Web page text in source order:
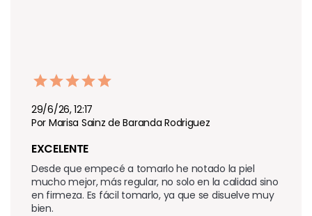
29/6/26, 12:17
Por Marisa Sainz de Baranda Rodriguez
EXCELENTE
Desde que empecé a tomarlo he notado la piel
mucho mejor, más regular, no solo en la calidad sino
en firmeza. Es fácil tomarlo, ya que se disuelve muy
bien.